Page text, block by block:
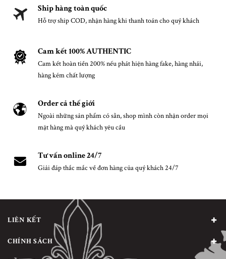
Ship hàng toàn quốc
Hỗ trợ ship COD, nhận hàng khi thanh toán cho quý khách
Cam kết 100% AUTHENTIC
Cam kết hoàn tiền 200% nếu phát hiện hàng fake, hàng nhái,
hàng kém chất lượng
Order cả thế giới
Ngoài những sản phẩm có sẵn, shop mình còn nhận order mọi
mặt hàng mà quý khách yêu cầu
Tư vấn online 24/7
Giải đáp thắc mắc về đơn hàng của quý khách 24/7
LIÊN KẾT
CHÍNH SÁCH